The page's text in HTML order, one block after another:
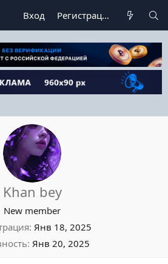
Вход Регистрация
Khan bey
New member
Янв 18, 2025
Янв 20, 2025